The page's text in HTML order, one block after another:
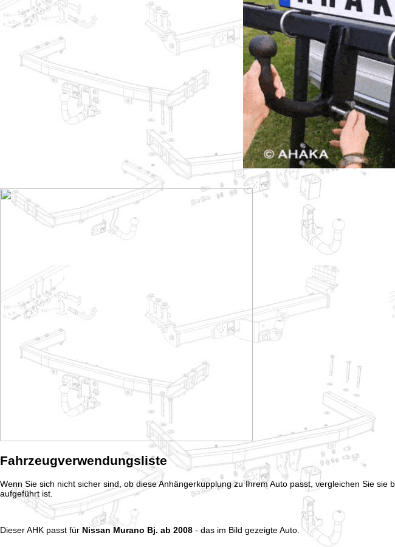
Fahrzeugverwendungsliste
Wenn Sie sich nicht sicher sind, ob diese Anhängerkupplung zu Ihrem Auto passt, vergleichen Sie
aufgeführt ist.
Dieser AHK passt für Nissan Murano Bj. ab 2008 - das im Bild gezeigte Auto.